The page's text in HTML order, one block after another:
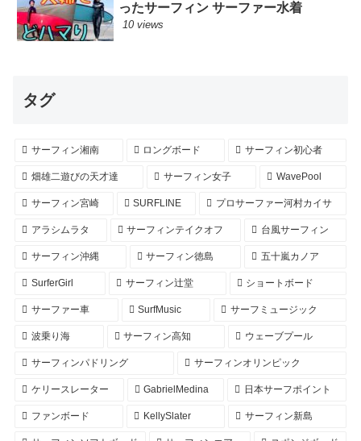
ったサーフィン サーファー水着
10 views
タグ
サーフィン湘南 ロングボード サーフィン初心者
畑雄二遊びの天才達 サーフィン女子 WavePool
サーフィン宮崎 SURFLINE プロサーファー河村カイサ
アラシムラタ サーフィンテイクオフ 台風サーフィン
サーフィン沖縄 サーフィン徳島 五十嵐カノア
SurferGirl サーフィン辻堂 ショートボード
サーファー車 SurfMusic サーフミュージック
波乗り海 サーフィン高知 ウェーブプール
サーフィンパドリング サーフィンオリンピック
ケリースレーター GabrielMedina 日本サーフポイント
ファンボード KellySlater サーフィン新島